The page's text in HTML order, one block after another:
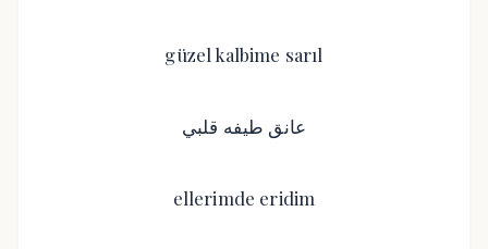
güzel kalbime sarıl
عانق طيفه قلبي
ellerimde eridim